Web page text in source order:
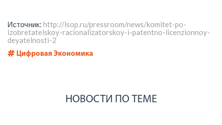
Источник: http://lsop.ru/pressroom/news/komitet-po-
izobretatelskoy-racionalizatorskoy-i-patentno-licenzionnoy-
deyatelnosti-2
Цифровая Экономика
НОВОСТИ ПО ТЕМЕ